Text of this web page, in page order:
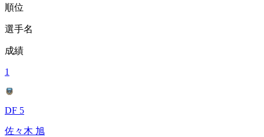
順位
選手名
成績
1
DF 5
佐々木 旭